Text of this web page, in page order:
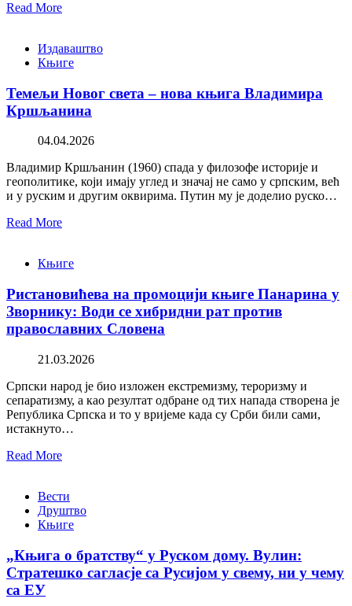
Read More
Издаваштво
Књиге
Темељи Новог света – нова књига Владимира
Кршљанина
04.04.2026
Владимир Кршљанин (1960) спада у филозофе историје и
геополитике, који имају углед и значај не само у српским, већ
и у руским и другим оквирима. Путин му је доделио руско…
Read More
Књиге
Ристановићева на промоцији књиге Панарина у
Зворнику: Води се хибридни рат против
православних Словена
21.03.2026
Српски народ је био изложен екстремизму, тероризму и
сепаратизму, а као резултат одбране од тих напада створена је
Република Српска и то у вријеме када су Срби били сами,
истакнуто…
Read More
Вести
Друштво
Књиге
„Књига о братству“ у Руском дому. Вулин:
Стратешко сагласје са Русијом у свему, ни у чему
са ЕУ